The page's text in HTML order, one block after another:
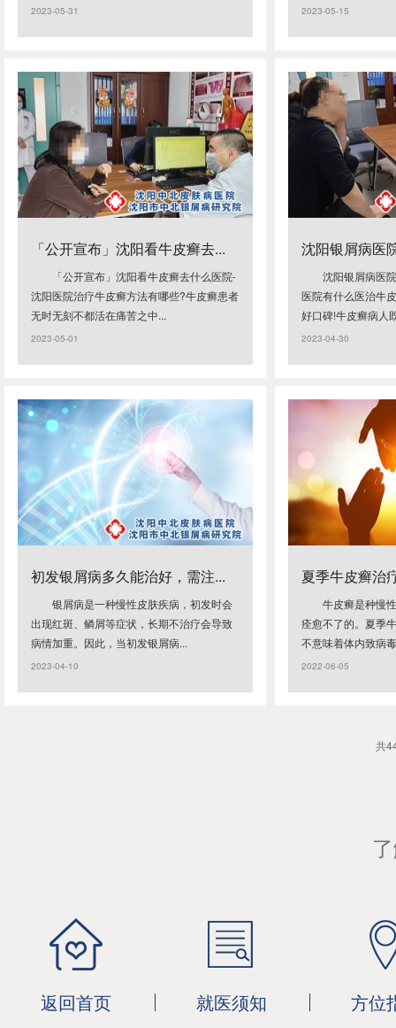
2023-05-31 2023-05-15
「公开宣布」沈阳看牛皮癣去...
「公开宣布」沈阳看牛皮癣去什么医院-
沈阳医院治疗牛皮癣方法有哪些?牛皮癣患者
无时无刻不都活在痛苦之中...
2023-05-01
沈阳银屑病医
沈阳银屑病医
医院有什么医治牛
好口碑!牛皮癣病人
2023-04-30
初发银屑病多久能治好，需注...
银屑病是一种慢性皮肤疾病，初发时会
出现红斑、鳞屑等症状，长期不治疗会导致
病情加重。因此，当初发银屑病...
2023-04-10
夏季牛皮癣治
牛皮癣是种慢
痊愈不了的。夏季
不意味着体内致病
2022-06-05
共
返回首页 就医须知 方位